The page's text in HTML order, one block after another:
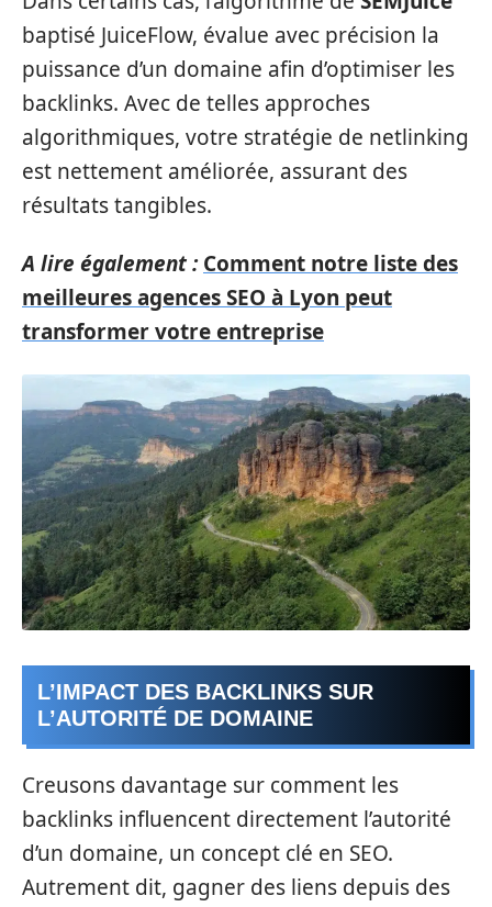
baptisé JuiceFlow, évalue avec précision la
puissance d’un domaine afin d’optimiser les
backlinks. Avec de telles approches
algorithmiques, votre stratégie de netlinking
est nettement améliorée, assurant des
résultats tangibles.
A lire également : Comment notre liste des
meilleures agences SEO à Lyon peut
transformer votre entreprise
L’IMPACT DES BACKLINKS SUR
L’AUTORITÉ DE DOMAINE
Creusons davantage sur comment les
backlinks influencent directement l’autorité
d’un domaine, un concept clé en SEO.
Autrement dit, gagner des liens depuis des